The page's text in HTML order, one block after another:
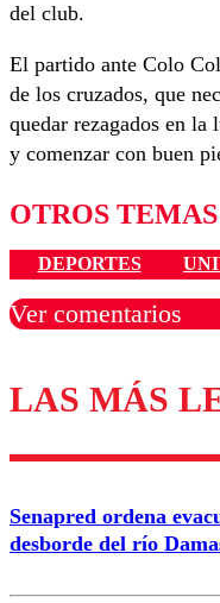
del club.
El partido ante Colo
de los cruzados, que
quedar rezagados en la
y comenzar con buen
OTROS
DEPORTES
Ver comentarios
Los comentarios
Nombre
Correo
LAS MÁS
Senapred ordena
desborde del río